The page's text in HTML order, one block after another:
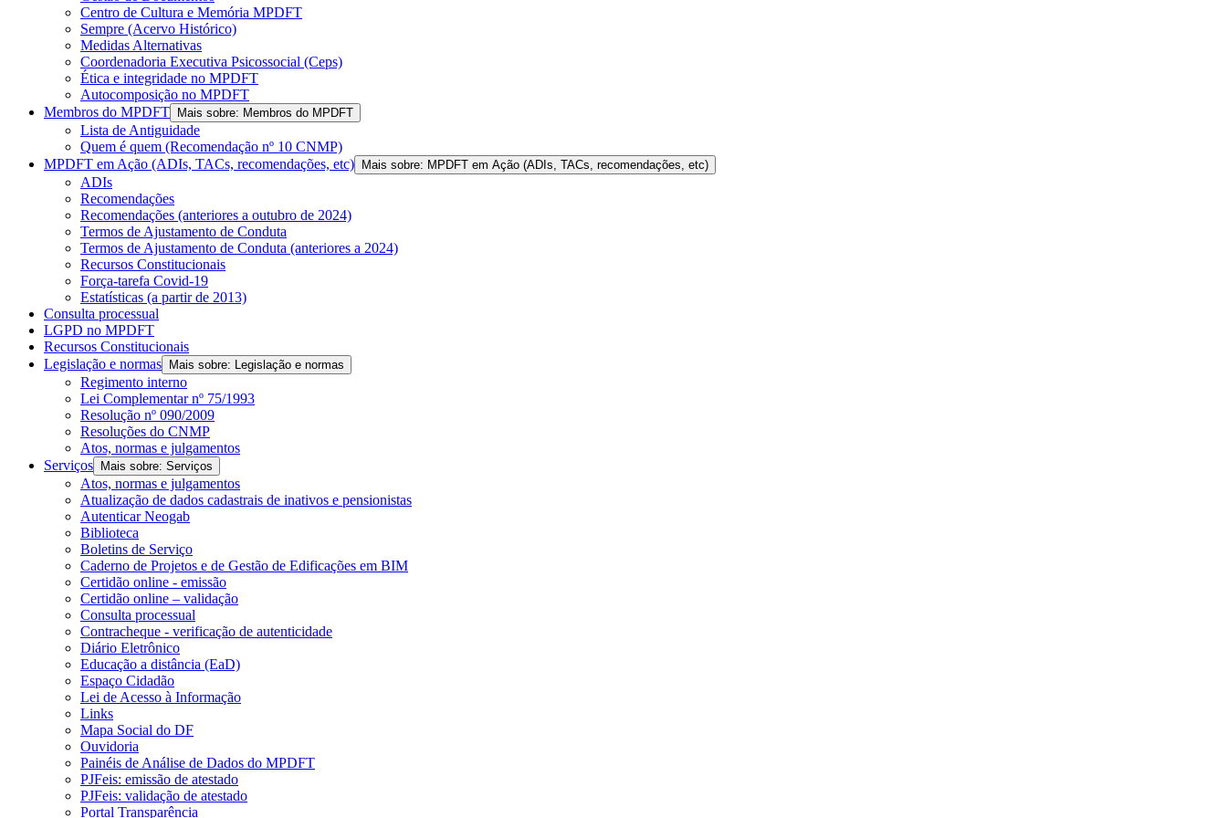
Centro de Cultura e Memória MPDFT
Sempre (Acervo Histórico)
Medidas Alternativas
Coordenadoria Executiva Psicossocial (Ceps)
Ética e integridade no MPDFT
Autocomposição no MPDFT
Membros do MPDFT
Mais sobre: Membros do MPDFT
Lista de Antiguidade
Quem é quem (Recomendação nº 10 CNMP)
MPDFT em Ação (ADIs, TACs, recomendações, etc)
Mais sobre: MPDFT em Ação (ADIs, TACs, recomendações, etc)
ADIs
Recomendações
Recomendações (anteriores a outubro de 2024)
Termos de Ajustamento de Conduta
Termos de Ajustamento de Conduta (anteriores a 2024)
Recursos Constitucionais
Força-tarefa Covid-19
Estatísticas (a partir de 2013)
Consulta processual
LGPD no MPDFT
Recursos Constitucionais
Legislação e normas
Mais sobre: Legislação e normas
Regimento interno
Lei Complementar nº 75/1993
Resolução nº 090/2009
Resoluções do CNMP
Atos, normas e julgamentos
Serviços
Mais sobre: Serviços
Atos, normas e julgamentos
Atualização de dados cadastrais de inativos e pensionistas
Autenticar Neogab
Biblioteca
Boletins de Serviço
Caderno de Projetos e de Gestão de Edificações em BIM
Certidão online - emissão
Certidão online – validação
Consulta processual
Contracheque - verificação de autenticidade
Diário Eletrônico
Educação a distância (EaD)
Espaço Cidadão
Lei de Acesso à Informação
Links
Mapa Social do DF
Ouvidoria
Painéis de Análise de Dados do MPDFT
PJFeis: emissão de atestado
PJFeis: validação de atestado
Portal Transparência